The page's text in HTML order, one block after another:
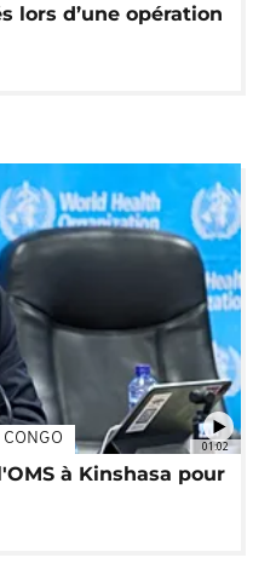
lors d’une opération
01:02
à Kinshasa pour